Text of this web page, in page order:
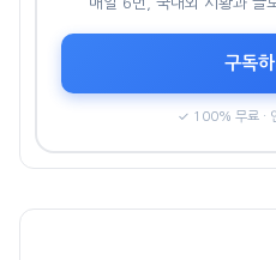
매일 6번, 국내외 시황과 글
구독
✓ 100% 무료 ·